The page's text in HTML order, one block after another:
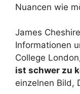
Nuancen wie
James
Informationen
College
ist schwer zu
einzelnen Bild,